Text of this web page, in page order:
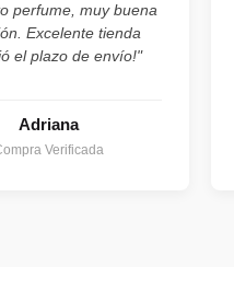
perfume, muy buena
Excelente tienda
el plazo de envío!"
Adriana
Verificada